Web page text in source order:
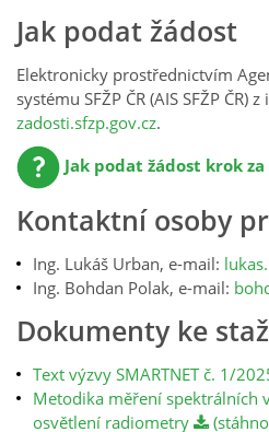
Jak podat žádost
Elektronicky prostřednictvím
systému SFŽP ČR (AIS SFŽP ČR)
zadosti.sfzp.gov.cz.
Jak podat žádost krok
Kontaktní osoby
Ing. Lukáš Urban, e-mail:
Ing. Bohdan Polak, e-mail:
Dokumenty ke
Text výzvy SMARTNET č. 1/
Metodika měření spektrálních
osvětlení radiometry